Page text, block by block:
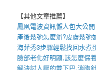
【其他文章推薦】
鳳凰電波資訊懶人包大公開
產後鬆弛怎麼辦?皮膚鬆弛
海菲秀3步驟輕鬆找回水煮
臉部老化好明顯,該怎麼保
解決討人厭的雙下巴,消脂